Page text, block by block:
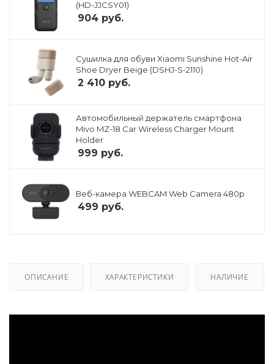
(HD-JJCSY01)
904 руб.
Сушилка для обуви Xiaomi Sunshine Hot-Air
Shoe Dryer Beige (DSHJ-S-2110)
2 410 руб.
Автомобильный держатель смартфона
Mivo MZ-18 Car Wireless Charger Mount
Holder
999 руб.
Веб-камера WEBCAM Web Camera 480p
499 руб.
ОПИСАНИЕ ХАРАКТЕРИСТИКИ НАЛИЧИЕ